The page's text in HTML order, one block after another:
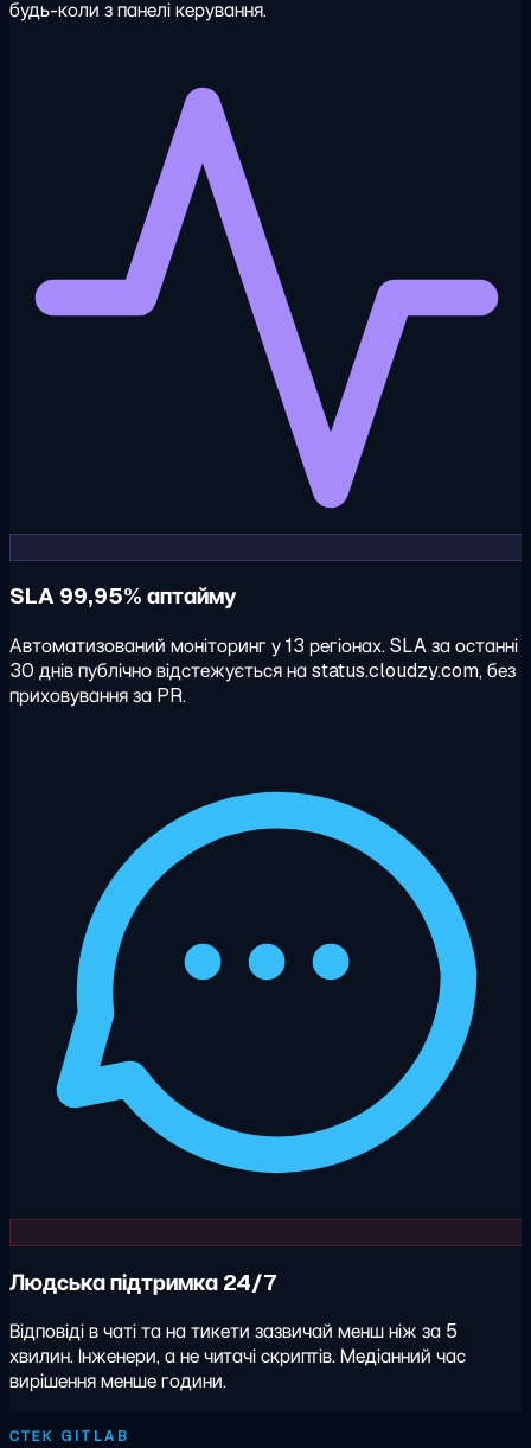
будь-коли з панелі керування.
SLA 99,95% аптайму
Автоматизований моніторинг у 13 регіонах. SLA за останні
30 днів публічно відстежується на status.cloudzy.com, без
приховування за PR.
Людська підтримка 24/7
Відповіді в чаті та на тикети зазвичай менш ніж за 5
хвилин. Інженери, а не читачі скриптів. Медіанний час
вирішення менше години.
СТЕК GITLAB